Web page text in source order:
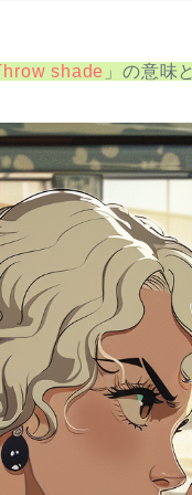
shade 」の意味